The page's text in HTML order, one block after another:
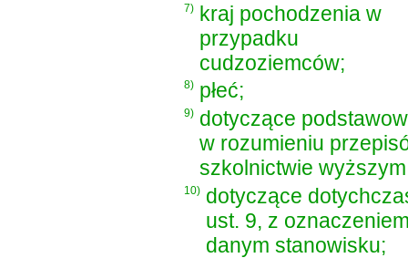
7) kraj pochodzenia w
przypadku
cudzoziemców;
8) płeć;
9) dotyczące
w rozumieniu
szkolnictwie wyższym
10) dotyczące
ust. 9, z
danym stanowisku;